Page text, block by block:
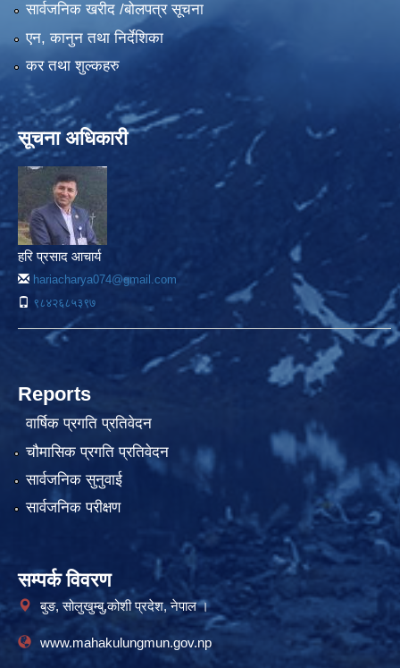
सार्वजनिक खरीद /बोलपत्र सूचना
एन, कानुन तथा निर्देशिका
कर तथा शुल्कहरु
सूचना अधिकारी
हरि प्रसाद आचार्य
hariacharya074@gmail.com
९८४२६८५३९७
Reports
वार्षिक प्रगति प्रतिवेदन
चौमासिक प्रगति प्रतिवेदन
सार्वजनिक सुनुवाई
सार्वजनिक परीक्षण
सम्पर्क विवरण
बुङ, सोलुखुम्बु,कोशी प्रदेश, नेपाल ।
www.mahakulungmun.gov.np